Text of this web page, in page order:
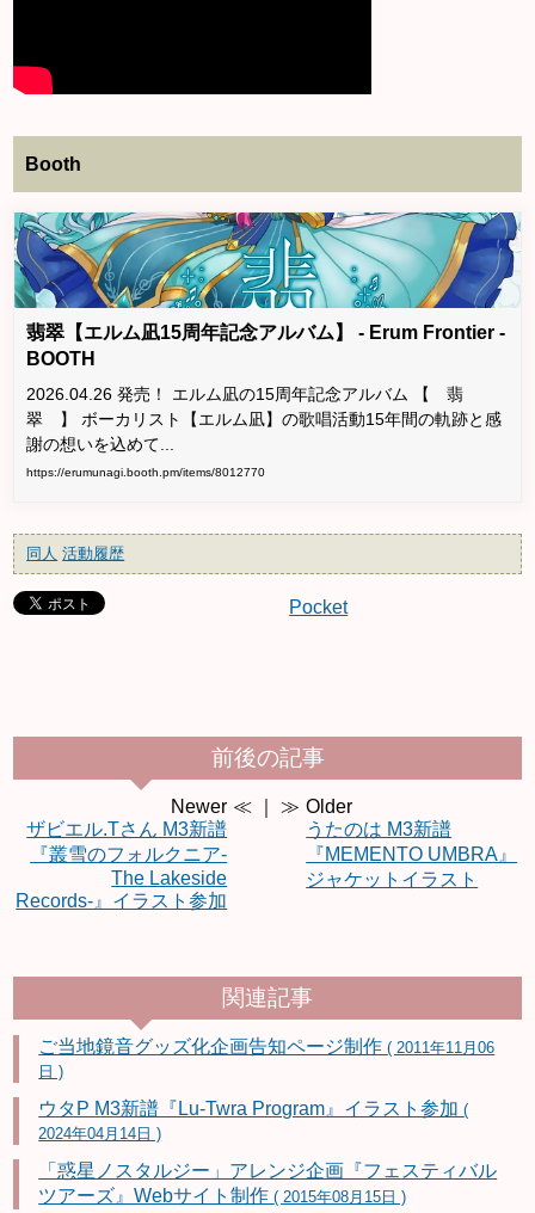
Booth
翡翠【エルム凪15周年記念アルバム】 - Erum Frontier -
BOOTH
2026.04.26 発売！ エルム凪の15周年記念アルバム 【 翡
翠 】 ボーカリスト【エルム凪】の歌唱活動15年間の軌跡と感
謝の想いを込めて...
https://erumunagi.booth.pm/items/8012770
同人 活動履歴
Pocket
前後の記事
Newer
ザビエル.Tさん M3新譜
『叢雪のフォルクニア-
The Lakeside
Records-』イラスト参加
≪ ｜ ≫ Older
うたのは M3新譜
『MEMENTO UMBRA』
ジャケットイラスト
関連記事
ご当地鏡音グッズ化企画告知ページ制作( 2011年11月06
日 )
ウタP M3新譜『Lu-Twra Program』イラスト参加(
2024年04月14日 )
「惑星ノスタルジー」アレンジ企画『フェスティバル
ツアーズ』Webサイト制作( 2015年08月15日 )